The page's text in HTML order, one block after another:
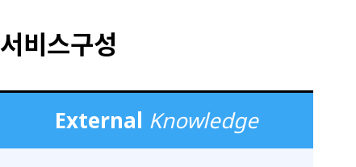
서비스구성
External Knowledge